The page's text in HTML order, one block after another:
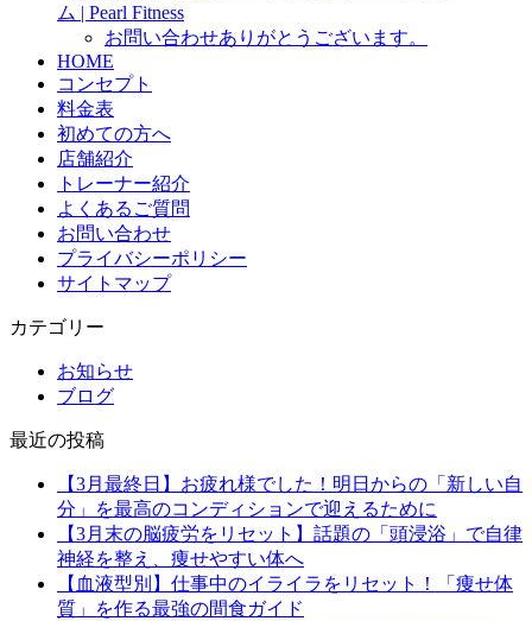
ム | Pearl Fitness
お問い合わせありがとうございます。
HOME
コンセプト
料金表
初めての方へ
店舗紹介
トレーナー紹介
よくあるご質問
お問い合わせ
プライバシーポリシー
サイトマップ
カテゴリー
お知らせ
ブログ
最近の投稿
【3月最終日】お疲れ様でした！明日からの「新しい自
分」を最高のコンディションで迎えるために
【3月末の脳疲労をリセット】話題の「頭浸浴」で自律
神経を整え、痩せやすい体へ
【血液型別】仕事中のイライラをリセット！「痩せ体
質」を作る最強の間食ガイド